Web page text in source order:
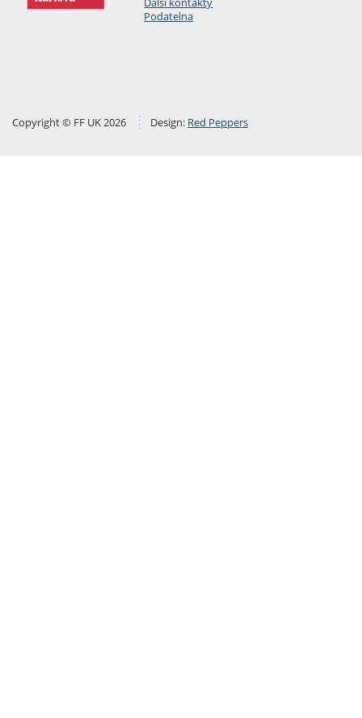
Podatelna
Copyright © FF UK 2026 Design: Red Peppers